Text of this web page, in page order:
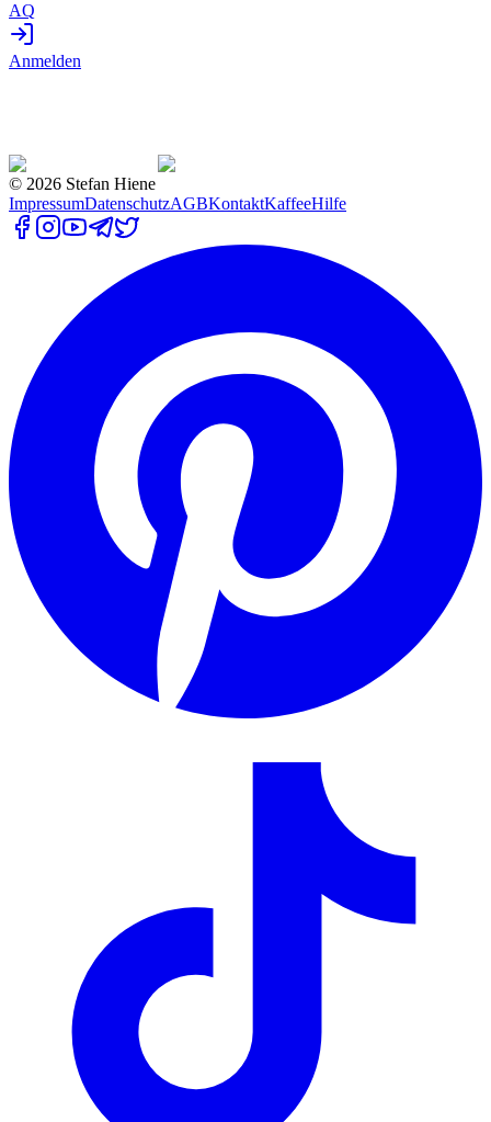
AQ
Anmelden
© 2026 Stefan Hiene
ImpressumDatenschutzAGBKontaktKaffeeHilfe